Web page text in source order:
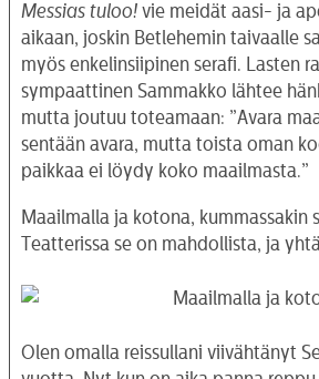
Messias tuloo! vie meidät aasi- ja
aikaan, joskin Betlehemin taivaalle
myös enkelinsiipinen serafi. Lasten
sympaattinen Sammakko lähtee
mutta joutuu toteamaan: ”Avara
sentään avara, mutta toista oman
paikkaa ei löydy koko maailmasta.”
Maailmalla ja kotona, kummassakin
Teatterissa se on mahdollista, ja
Olen omalla reissullani viivähtänyt